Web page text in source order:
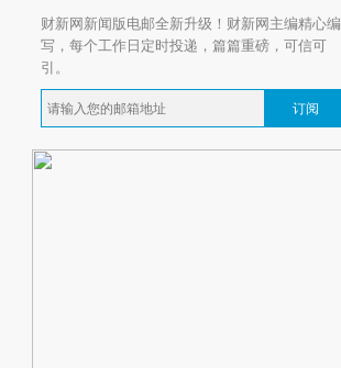
财新网新闻版电邮全新升级！财新网主编精心编
写，每个工作日定时投递，篇篇重磅，可信可
引。
订阅